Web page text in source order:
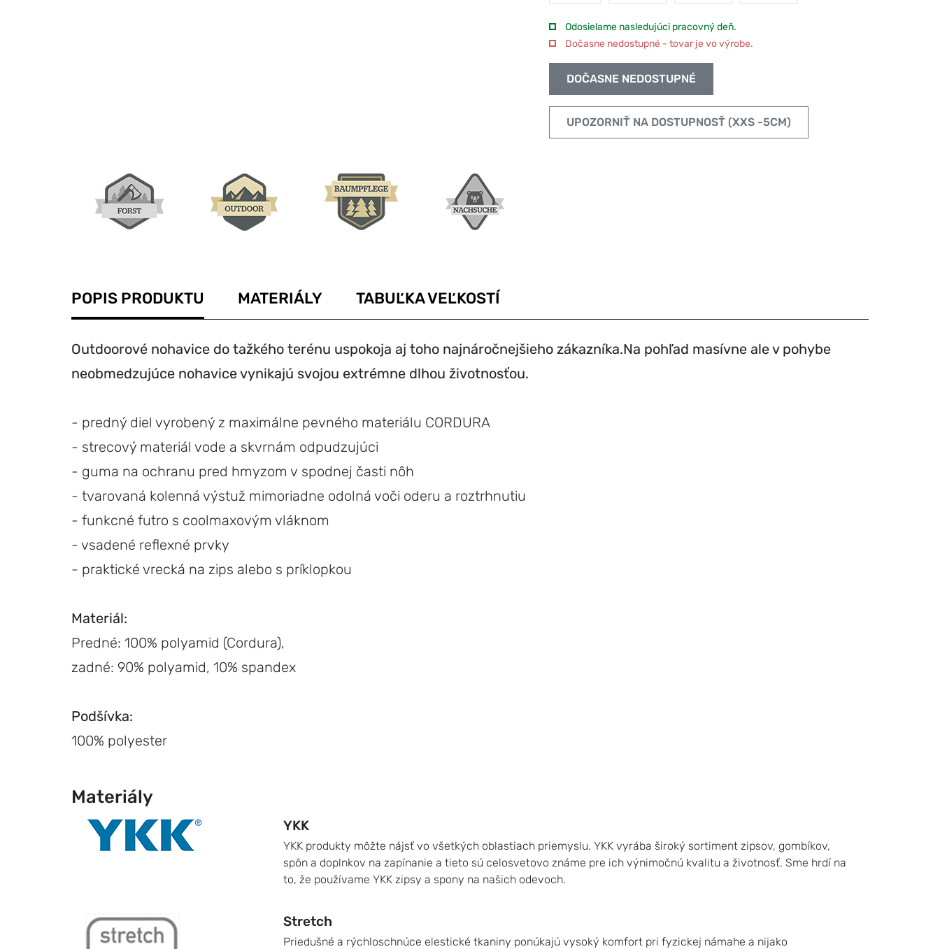
Odosielame nasledujúci pracovný deň.
Dočasne nedostupné - tovar je vo výrobe.
DOČASNE NEDOSTUPNÉ
UPOZORNIŤ NA DOSTUPNOSŤ (XXS -5CM)
POPIS PRODUKTU MATERIÁLY TABUĽKA VEĽKOSTÍ
Outdoorové nohavice do tažkého terénu uspokoja aj toho najnáročnejšieho zákazníka.Na pohľad masívne ale v pohybe
neobmedzujúce nohavice vynikajú svojou extrémne dlhou životnosťou.
- predný diel vyrobený z maximálne pevného materiálu CORDURA
- strecový materiál vode a skvrnám odpudzujúci
- guma na ochranu pred hmyzom v spodnej časti nôh
- tvarovaná kolenná výstuž mimoriadne odolná voči oderu a roztrhnutiu
- funkcné futro s coolmaxovým vláknom
- vsadené reflexné prvky
- praktické vrecká na zips alebo s príklopkou
Materiál:
Predné: 100% polyamid (Cordura),
zadné: 90% polyamid, 10% spandex
Podšívka:
100% polyester
Materiály
YKK
YKK produkty môžte nájsť vo všetkých oblastiach priemyslu. YKK vyrába široký sortiment zipsov, gombíkov,
spôn a doplnkov na zapínanie a tieto sú celosvetovo známe pre ich výnimočnú kvalitu a životnosť. Sme hrdí na
to, že používame YKK zipsy a spony na našich odevoch.
Stretch
Priedušné a rýchloschnúce elestické tkaniny ponúkajú vysoký komfort pri fyzickej námahe a nijako